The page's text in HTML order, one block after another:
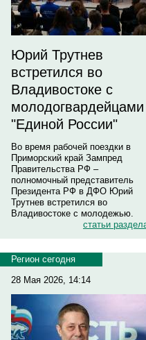
Юрий Трутнев
встретился во
Владивостоке с
молодогвардейцами
"Единой России"
Во время рабочей поездки в
Приморский край Зампред
Правительства РФ –
полномочный представитель
Президента РФ в ДФО Юрий
Трутнев встретился во
Владивостоке с молодежью.
статьи
Регион сегодня
28 Мая 2026, 14:14